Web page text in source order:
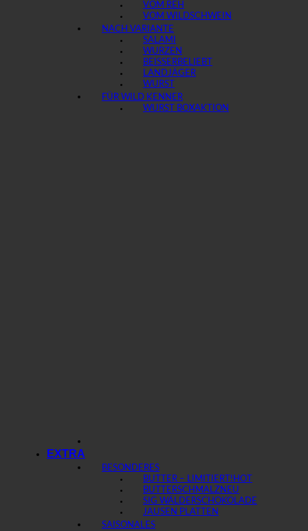
VOM REH
VOM WILDSCHWEIN
NACH VARIANTE
SALAMI
WURZEN
BEISSER
LANDJÄGER
WURST
FÜR WILD KENNER
WURST BOX
EXTRA
BESONDERES
BUTTER – LIMITIERT!
BUTTERSCHMALZ
SIG WÄLDERSCHOKOLADE
JAUSEN PLATTEN
SAISONALES